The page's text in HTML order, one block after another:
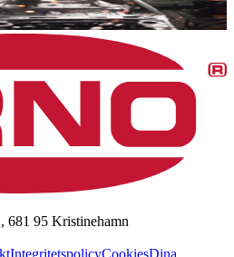
681 95 Kristinehamn
IntegritetspolicyCookiesDina